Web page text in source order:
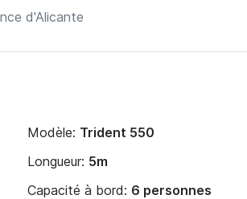
Modèle: Trident 550
Longueur: 5m
Capacité à bord: 6 personnes